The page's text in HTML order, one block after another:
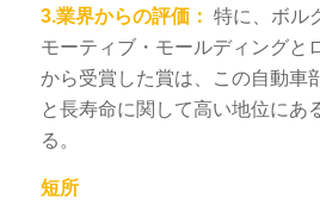
3.業界からの評価： 特に、ボル
モーティブ・モールディングと
から受賞した賞は、この自動車
と長寿命に関して高い地位にあ
る。
短所